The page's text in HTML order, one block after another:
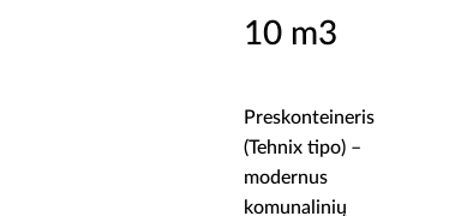
10 m3
Preskonteineris
(Tehnix tipo) –
modernus
komunalinių